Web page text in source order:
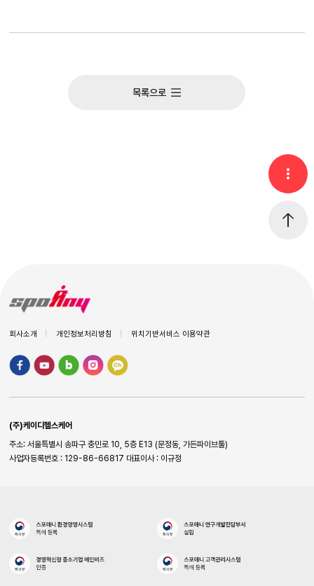
목록으로
회사소개 개인정보처리방침 위치기반서비스 이용약관
(주)케이디헬스케어
주소: 서울특별시 송파구 충민로 10, 5층 E13 (문정동, 가든파이브툴)
사업자등록번호 : 129-86-66817 대표이사 : 이규정